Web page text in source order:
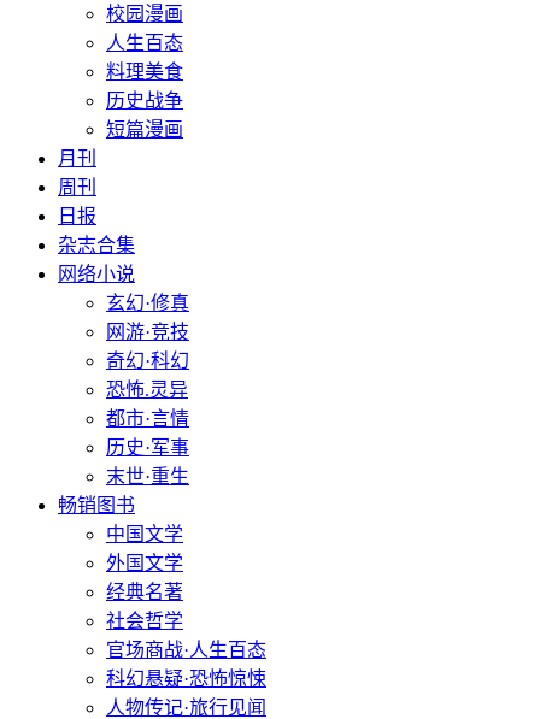
校园漫画
人生百态
料理美食
历史战争
短篇漫画
月刊
周刊
日报
杂志合集
网络小说
玄幻·修真
网游·竞技
奇幻·科幻
恐怖.灵异
都市·言情
历史·军事
末世·重生
畅销图书
中国文学
外国文学
经典名著
社会哲学
官场商战·人生百态
科幻悬疑·恐怖惊悚
人物传记·旅行见闻